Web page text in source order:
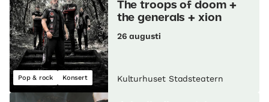
Pop & rock Konsert
The troops of doom +
the generals + xion
26 augusti
Kulturhuset Stadsteatern